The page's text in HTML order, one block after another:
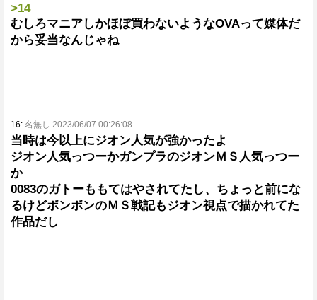
>14
むしろマニアしかほぼ買わないようなOVAって媒体だ
から妥当なんじゃね
16: 名無し 2023/06/07 00:26:08
当時は今以上にジオン人気が強かったよ
ジオン人気っつーかガンプラのジオンＭＳ人気っつー
か
0083のガトーももてはやされてたし、ちょっと前にな
るけどボンボンのＭＳ戦記もジオン視点で描かれてた
作品だし